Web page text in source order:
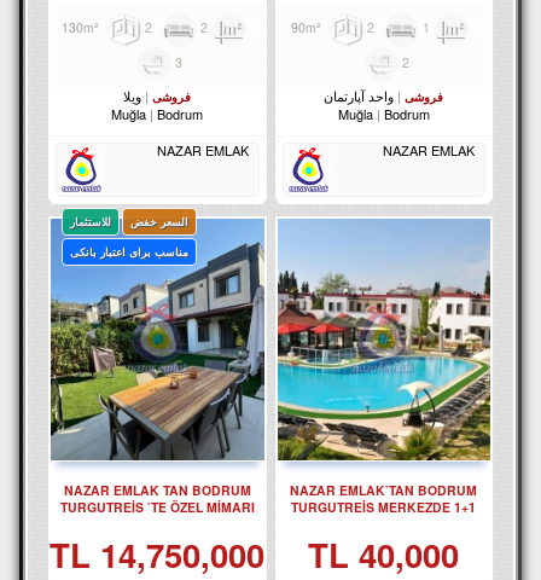
2
1
2
فروشی
واحد آپارتمان
Muğla Bodrum
NAZAR EMLAK
2
2
3
فروشی
ویلا
Muğla Bodrum
NAZAR EMLAK
NAZAR EMLAK`TAN BODRUM
TURGUTREİS MERKEZDE 1+1
40,000 TL
السعر خفض
للاستثمار
مناسب برای اعتبار بانکی
NAZAR EMLAK TAN BODRUM
TURGUTREİS `TE ÖZEL MİMARI
14,750,000 TL